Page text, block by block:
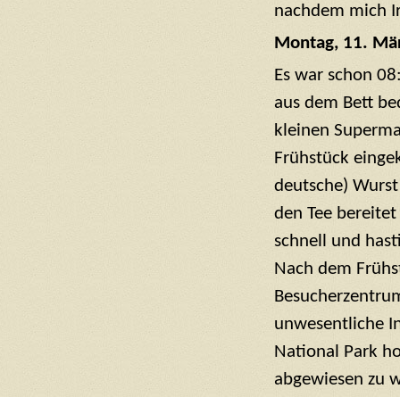
nachdem mich
Montag, 11.
Es war schon
aus dem Bett
kleinen
Frühstück
deutsche)
den Tee
schnell und
Nach dem
unwesentliche
National Park
abgewiesen zu